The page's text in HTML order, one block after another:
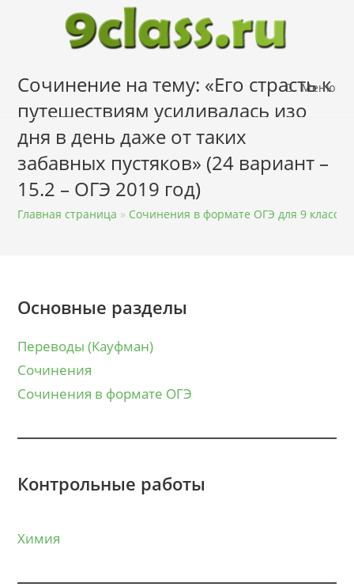
содержимому
Меню
Сочинение на тему: «Его страсть к
путешествиям усиливалась изо
дня в день даже от таких
забавных пустяков» (24 вариант –
15.2 – ОГЭ 2019 год)
Главная страница » Сочинения в формате ОГЭ для 9 класса
Основные разделы
Переводы (Кауфман)
Сочинения
Сочинения в формате ОГЭ
Контрольные работы
Химия